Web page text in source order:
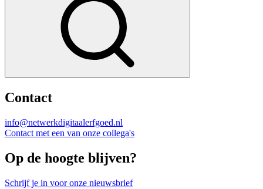
Contact
info@netwerkdigitaalerfgoed.nl
Contact met een van onze collega's
Op de hoogte blijven?
Schrijf je in voor onze nieuwsbrief